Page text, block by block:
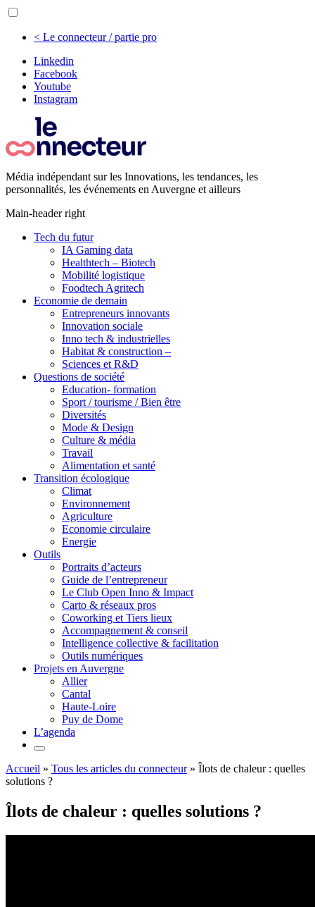
< Le connecteur / partie pro
Linkedin
Facebook
Youtube
Instagram
Média indépendant sur les Innovations, les tendances, les
personnalités, les événements en Auvergne et ailleurs
Main-header right
Tech du futur
IA Gaming data
Healthtech – Biotech
Mobilité logistique
Foodtech Agritech
Economie de demain
Entrepreneurs innovants
Innovation sociale
Inno tech & industrielles
Habitat & construction –
Sciences et R&D
Questions de société
Education- formation
Sport / tourisme / Bien être
Diversités
Mode & Design
Culture & média
Travail
Alimentation et santé
Transition écologique
Climat
Environnement
Agriculture
Economie circulaire
Energie
Outils
Portraits d’acteurs
Guide de l’entrepreneur
Le Club Open Inno & Impact
Carto & réseaux pros
Coworking et Tiers lieux
Accompagnement & conseil
Intelligence collective & facilitation
Outils numériques
Projets en Auvergne
Allier
Cantal
Haute-Loire
Puy de Dome
L’agenda
Accueil » Tous les articles du connecteur» Îlots de chaleur : quelles
solutions ?
Îlots de chaleur : quelles solutions ?